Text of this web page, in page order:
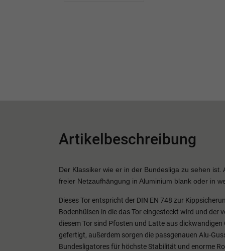
Artikelbeschreibung
Der Klassiker wie er in der Bundesliga zu sehen
freier Netzaufhängung in Aluminium blank oder in
Dieses Tor entspricht der DIN EN 748 zur
Bodenhülsen in die das Tor eingesteckt wird und der
diesem Tor sind Pfosten und Latte aus
gefertigt, außerdem sorgen die passgenauen Alu-
Bundesligatores für höchste Stabilität und enorme